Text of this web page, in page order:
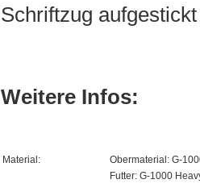
Schriftzug
Weitere Infos:
Material:
Obermaterial: G-
Futter: G-1000